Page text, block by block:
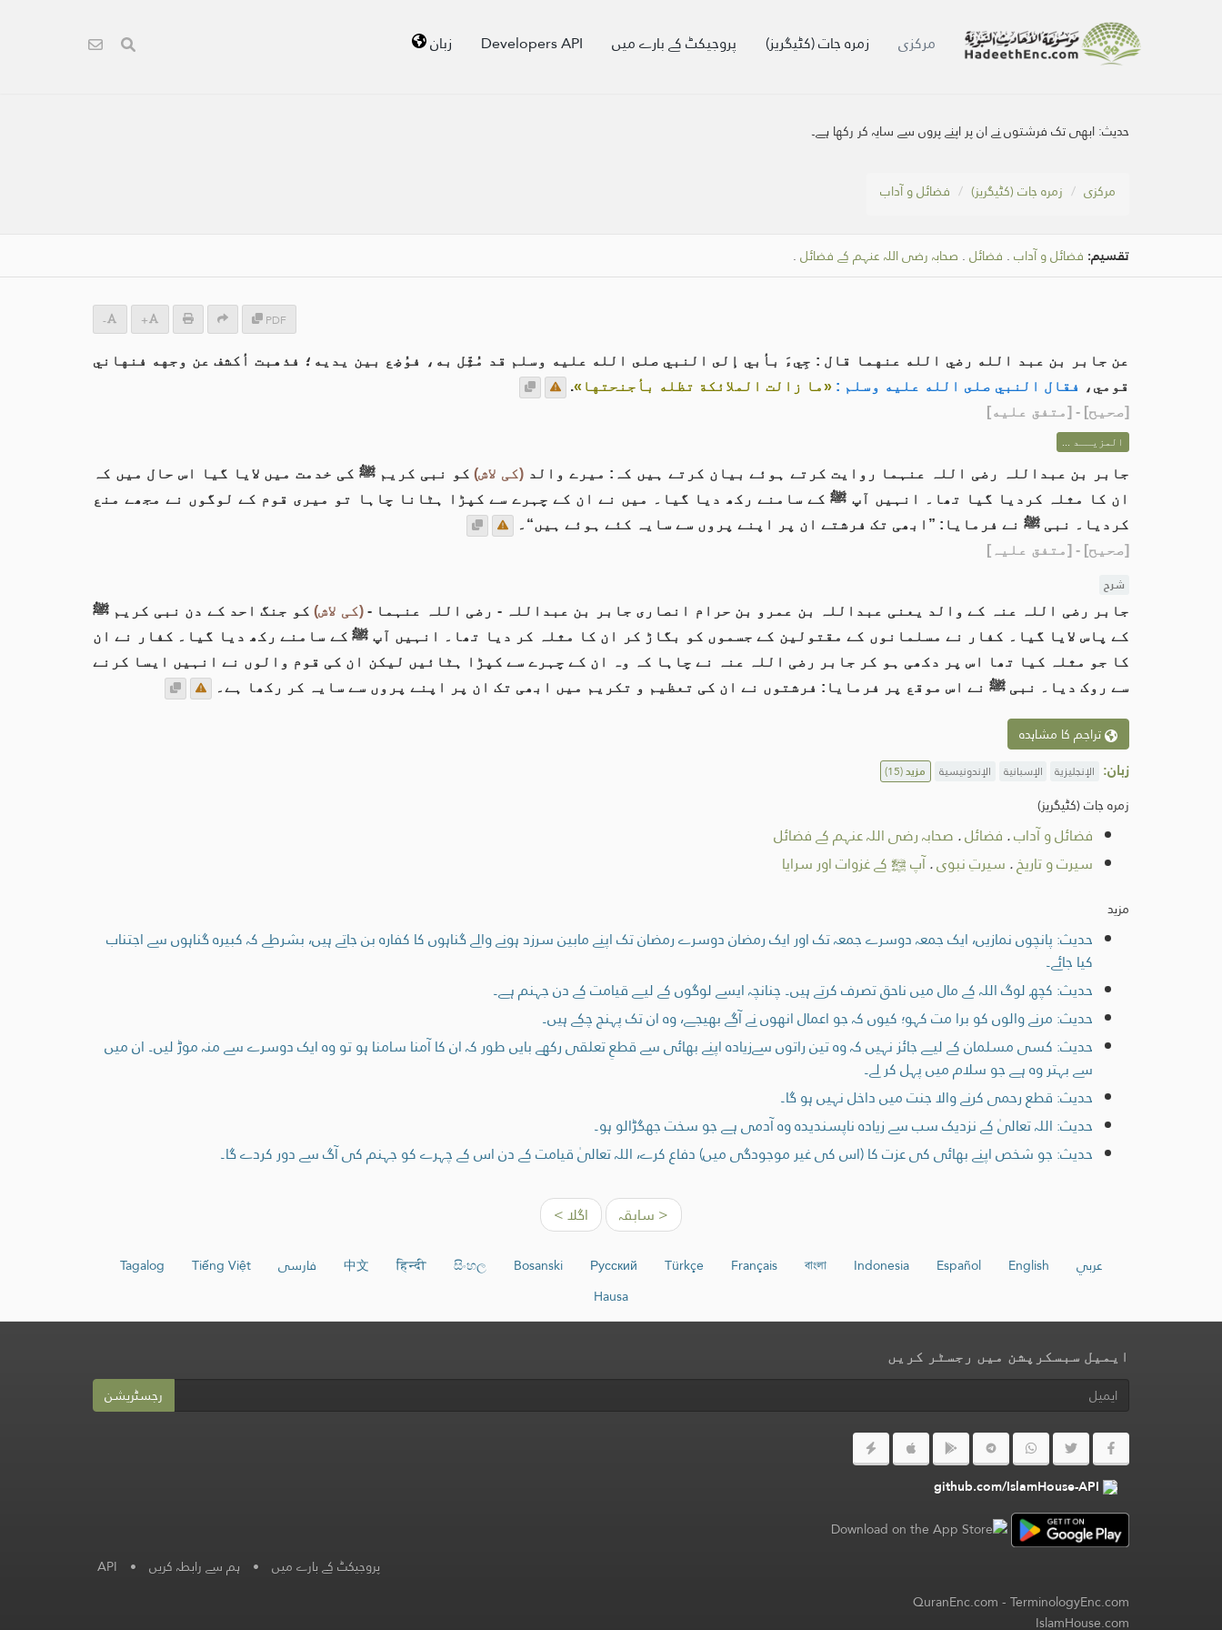
مرکزی زمرہ جات (کٹیگریز) پروجیکٹ کے بارے میں Developers API زبان
حدیث:ابھی تک فرشتوں نے ان پر اپنے پروں سے سایہ کر رکھا ہے۔
مرکزی زمرہ جات (کٹیگریز) فضائل و آداب
تقسیم: فضائل و آداب . فضائل . صحابہ رضی اللہ عنہم کے فضائل .
PDF
+
-
عن جابر بن عبد الله رضي الله عنهما قال : جِيءَ بأبي إلى النبي صلى الله عليه وسلم قد مُثِّل به، فوُضِع بين يديه؛ فذهبت أكشف عن وجهه فنهاني
قومي،
فقال النبي صلى الله عليه وسلم : «ما زالت الملائكة تظله بأجنحتها».
[صحيح] - [متفق عليه]
المزيــد ...
جابر بن عبداللہ رضی اللہ عنہما روایت کرتے ہوئے بیان کرتے ہیں کہ: میرے والد (کی لاش)کو نبی کریم ﷺ کی خدمت میں لایا گیا اس حال میں کہ
ان کا مثلہ کردیا گیا تھا۔ انہیں آپ ﷺ کے سامنے رکھ دیا گیا۔ میں نے ان کے چہرے سے کپڑا ہٹانا چاہا تو میری قوم کے لوگوں نے مجھے منع
کردیا۔ نبی ﷺ نے فرمایا: ”ابھی تک فرشتے ان پر اپنے پروں سے سایہ کئے ہوئے ہیں“۔
[صحیح] - [متفق علیہ]
شرح
جابر رضی اللہ عنہ کے والد یعنی عبداللہ بن عمرو بن حرام انصاری جابر بن عبداللہ - رضی اللہ عنہما -(کی لاش)کو جنگ احد کے دن نبی کریم ﷺ
کے پاس لایا گیا۔ کفار نے مسلمانوں کے مقتولین کے جسموں کو بگاڑ کر ان کا مثلہ کر دیا تھا۔ انہیں آپ ﷺ کے سامنے رکھ دیا گیا۔ کفار نے ان
کا جو مثلہ کیا تھا اس پر دکھی ہو کر جابر رضی اللہ عنہ نے چاہا کہ وہ ان کے چہرے سے کپڑا ہٹائیں لیکن ان کی قوم والوں نے انہیں ایسا کرنے
سے روک دیا۔ نبی ﷺ نے اس موقع پر فرمایا: فرشتوں نے ان کی تعظیم و تکریم میں ابھی تک ان پر اپنے پروں سے سایہ کر رکھا ہے۔
تراجم کا مشاہدہ
زبان: الإنجليزية الإسبانية الإندونيسية مزید(15)
زمرہ جات (کٹیگریز)
فضائل و آداب. فضائل. صحابہ رضی اللہ عنہم کے فضائل
سیرت و تاریخ. سیرتِ نبوی.آپ ﷺ کے غزوات اور سرایا
مزید
حدیث: پانچوں نمازیں، ایک جمعہ دوسرے جمعہ تک اور ایک رمضان دوسرے رمضان تک اپنے مابین سرزد ہونے والے گناہوں کا کفارہ بن جاتے ہیں، بشرطے کہ کبیرہ گناہوں سے اجتناب
کیا جائے۔
حدیث: کچھ لوگ اللہ کے مال میں ناحق تصرف کرتے ہیں۔ چنانچہ ایسے لوگوں کے لیے قیامت کے دن جہنم ہے۔
حدیث: مرنے والوں کو برا مت کہو؛ کیوں کہ جو اعمال انھوں نے آگے بھیجے، وہ ان تک پہنچ چکے ہیں۔
حدیث: کسی مسلمان کے لیے جائز نہیں کہ وہ تین راتوں سےزیادہ اپنے بھائی سے قطعِ تعلقی رکھے بایں طور کہ ان کا آمنا سامنا ہو تو وہ ایک دوسرے سے منہ موڑ لیں۔ ان میں
سے بہتر وہ ہے جو سلام میں پہل کر لے۔
حدیث: قطع رحمی کرنے والا جنت میں داخل نہیں ہو گا۔
حدیث: اللہ تعالیٰ کے نزدیک سب سے زیادہ ناپسنديده وہ آدمی ہے جو سخت جھگڑالو ہو۔
حدیث: جو شخص اپنے بھائی کی عزت کا (اس کی غیر موجودگی میں) دفاع کرے، اللہ تعالیٰ قیامت کے دن اس کے چہرے کو جہنم کی آگ سے دور کردے گا۔
< سابقہ اگلا >
عربي English
Español
Indonesia
বাংলা
Français
Türkçe
Русский
Bosanski
සිංහල
हिन्दी
中文 فارسی Tiếng Việt
Tagalog
Hausa
ایمیل سبسکرپشن میں رجسٹر کریں
رجسٹریشن
github.com/IslamHouse-API
پروجیکٹ کے بارے میں • ہم سے رابطہ کریں •
API
QuranEnc.com-TerminologyEnc.com
IslamHouse.com